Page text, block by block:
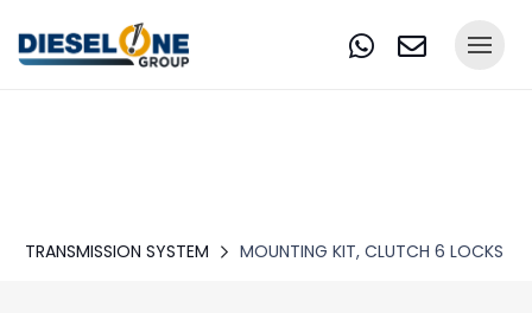
TRANSMISSION SYSTEM MOUNTING KIT, CLUTCH 6 LOCKS